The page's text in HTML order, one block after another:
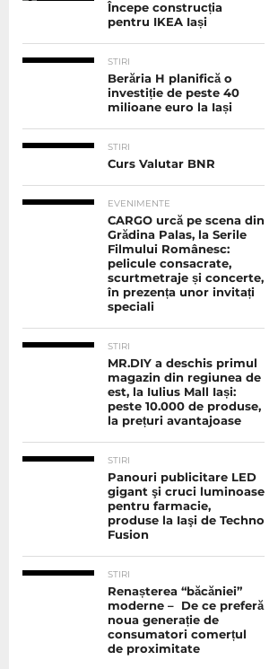
Începe construcția
pentru IKEA Iași
STIRI
Berăria H planifică o
investiție de peste 40
milioane euro la Iași
STIRI
Curs Valutar BNR
EVENIMENTE
CARGO urcă pe scena din
Grădina Palas, la Serile
Filmului Românesc:
pelicule consacrate,
scurtmetraje și concerte,
în prezența unor invitați
speciali
STIRI
MR.DIY a deschis primul
magazin din regiunea de
est, la Iulius Mall Iași:
peste 10.000 de produse,
la prețuri avantajoase
STIRI
Panouri publicitare LED
gigant şi cruci luminoase
pentru farmacie,
produse la Iaşi de Techno
Fusion
STIRI
Renașterea “băcăniei”
moderne – De ce preferă
noua generație de
consumatori comerțul
de proximitate